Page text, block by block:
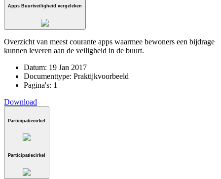
Apps Buurtveiligheid vergeleken
Overzicht van meest courante apps waarmee bewoners een bijdrage
kunnen leveren aan de veiligheid in de buurt.
Datum: 19 Jan 2017
Documenttype: Praktijkvoorbeeld
Pagina's: 1
Download
Participatiecirkel
Participatiecirkel